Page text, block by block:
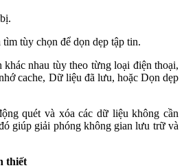
tùy chọn để dọn dẹp tập tin.
nhau tùy theo từng loại điện thoại,
cache, Dữ liệu đã lưu, hoặc Dọn dẹp
quét và xóa các dữ liệu không cần
giúp giải phóng không gian lưu trữ và
thiết